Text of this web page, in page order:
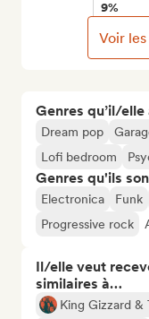
Genres qu’il/elle
Dream pop
Lofi bedroom
Genres qu'ils
Electronica Funk
Progressive rock
Il/elle veut
similaires à…
King Gizzard &
9%
Voir